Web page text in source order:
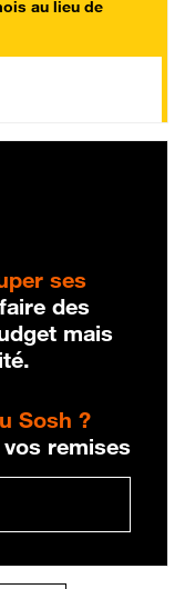
au lieu de
ses
des
mais
Sosh ?
remises